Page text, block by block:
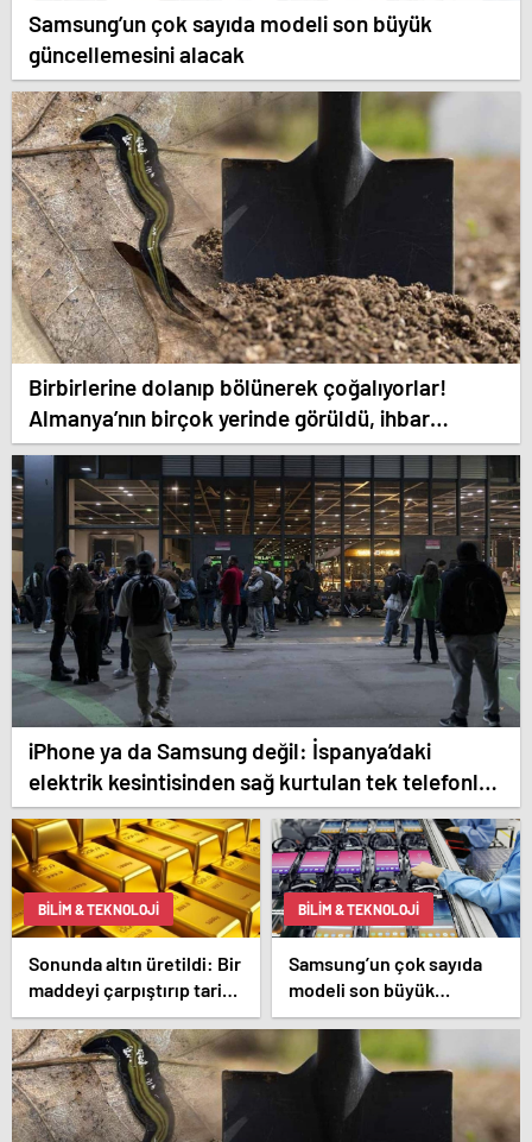
Samsung’un çok sayıda modeli son büyük
güncellemesini alacak
Birbirlerine dolanıp bölünerek çoğalıyorlar!
Almanya’nın birçok yerinde görüldü, ihbar
telefonları susmuyor
iPhone ya da Samsung değil: İspanya’daki
elektrik kesintisinden sağ kurtulan tek telefonlar
bunlar!
BILIM & TEKNOLOJI
Sonunda altın üretildi: Bir
maddeyi çarpıştırıp tarihi
değiştirdiler
BILIM & TEKNOLOJI
Samsung’un çok sayıda
modeli son büyük
güncellemesini alacak